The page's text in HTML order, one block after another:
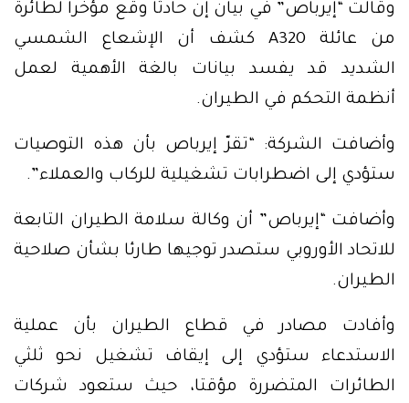
وقالت “إيرباص” في بيان إن حادثا وقع مؤخرا لطائرة
من عائلة A320 كشف أن الإشعاع الشمسي
الشديد قد يفسد بيانات بالغة الأهمية لعمل
أنظمة التحكم في الطيران.
وأضافت الشركة: “تقرّ إيرباص بأن هذه التوصيات
ستؤدي إلى اضطرابات تشغيلية للركاب والعملاء”.
وأضافت “إيرباص” أن وكالة سلامة الطيران التابعة
للاتحاد الأوروبي ستصدر توجيها طارئا بشأن صلاحية
الطيران.
وأفادت مصادر في قطاع الطيران بأن عملية
الاستدعاء ستؤدي إلى إيقاف تشغيل نحو ثلثي
الطائرات المتضررة مؤقتا، حيث ستعود شركات